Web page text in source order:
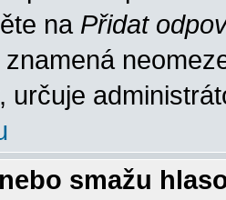
na Přidat
určuje
smažu